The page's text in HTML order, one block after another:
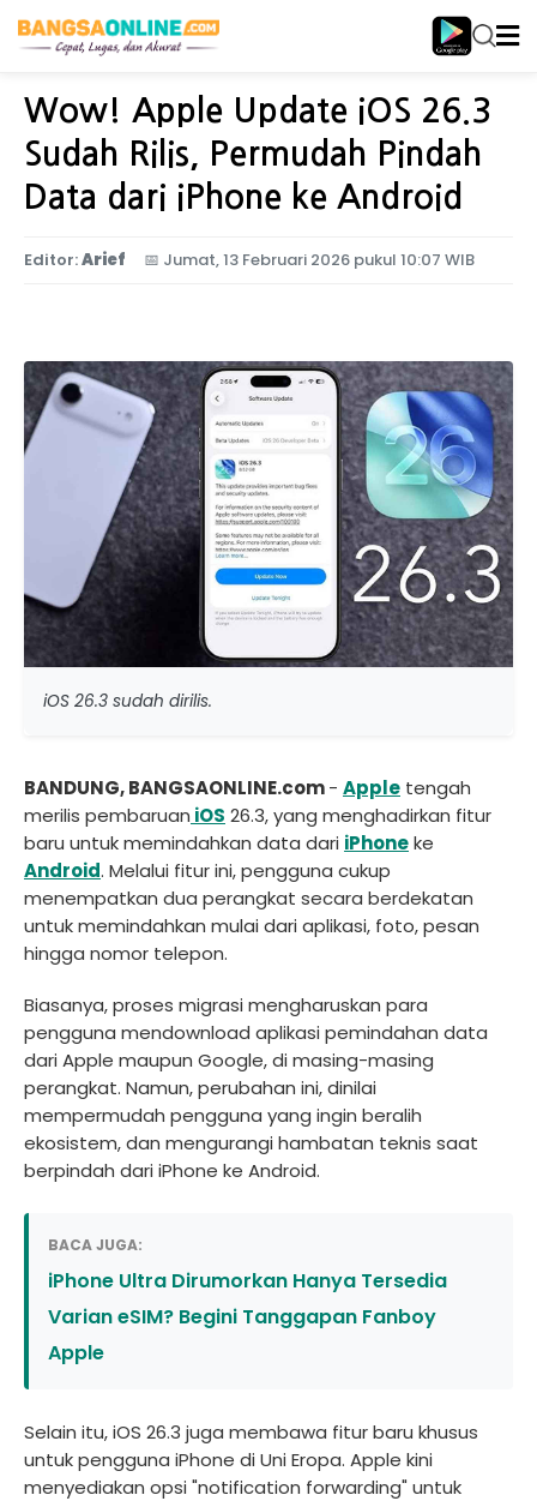
Home Teknologi
Wow! Apple Update iOS 26.3
Sudah Rilis, Permudah Pindah
Data dari iPhone ke Android
Editor:Arief 📅 Jumat, 13 Februari 2026 pukul 10:07 WIB
iOS 26.3 sudah dirilis.
BANDUNG, BANGSAONLINE.com- Apple tengah
merilis pembaruan iOS 26.3, yang menghadirkan fitur
baru untuk memindahkan data dari iPhoneke
Android. Melalui fitur ini, pengguna cukup
menempatkan dua perangkat secara berdekatan
untuk memindahkan mulai dari aplikasi, foto, pesan
hingga nomor telepon.
Biasanya, proses migrasi mengharuskan para
pengguna mendownload aplikasi pemindahan data
dari Apple maupun Google, di masing-masing
perangkat. Namun, perubahan ini, dinilai
mempermudah pengguna yang ingin beralih
ekosistem, dan mengurangi hambatan teknis saat
berpindah dari iPhone ke Android.
BACA JUGA:
iPhone Ultra Dirumorkan Hanya Tersedia
Varian eSIM? Begini Tanggapan Fanboy
Apple
Selain itu, iOS 26.3 juga membawa fitur baru khusus
untuk pengguna iPhone di Uni Eropa. Apple kini
menyediakan opsi "notification forwarding" untuk